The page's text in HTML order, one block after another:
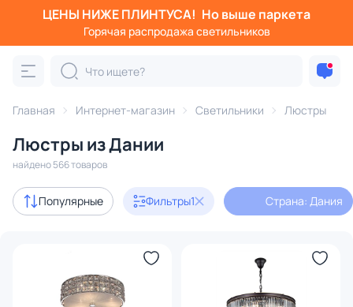
ЦЕНЫ НИЖЕ ПЛИНТУСА! Но выше паркета
Горячая распродажа светильников
Главная Интернет-магазин Светильники Люстры
Люстры из Дании
найдено 566 товаров
Популярные Фильтры1 Страна: Дания
Фильтры
Категория:
подвесные потолочные
Дизайнерский свет